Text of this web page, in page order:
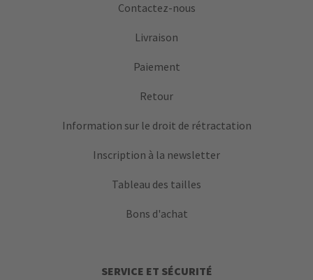
Contactez-nous
Livraison
Paiement
Retour
Information sur le droit de rétractation
Inscription à la newsletter
Tableau des tailles
Bons d'achat
SERVICE ET SÉCURITÉ